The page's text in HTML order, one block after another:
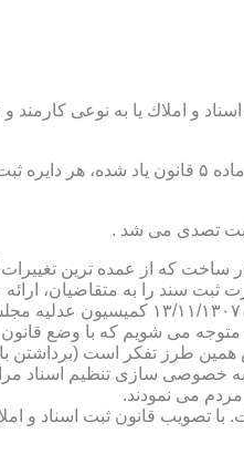
و املاك یا به نوعی
سابق مندرج شده بود) تغییراتی را
سند را به متقاضیان،
دفترخانه های اسناد رسمی، به سال ۱۳۰۷ باز
می شویم كه با وضع
همین طرز تفكر است
می نمودند.